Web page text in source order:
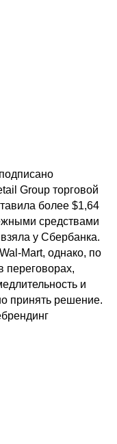
Group торговой
более $1,64
средствами
у Сбербанка.
Mart, однако, по
переговорах,
и
принять решение.